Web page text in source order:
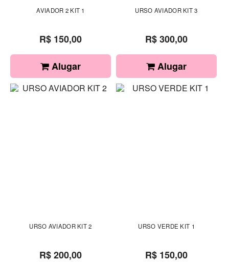
AVIADOR 2 KIT 1
R$ 150,00
Alugar
URSO AVIADOR KIT 3
R$ 300,00
Alugar
URSO AVIADOR KIT 2
R$ 200,00
URSO VERDE KIT 1
R$ 150,00